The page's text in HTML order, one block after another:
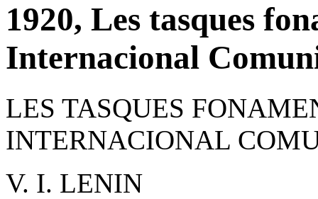
1920, Les tasques
Internacional
LES TASQUES
INTERNACIONAL
V. I. LENIN